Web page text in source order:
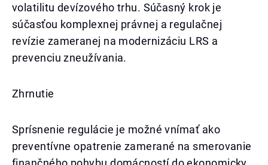
volatilitu devízového trhu. Súčasný krok je
súčasťou komplexnej právnej a regulačnej
revízie zameranej na modernizáciu LRS a
prevenciu zneužívania.
Zhrnutie
Sprísnenie regulácie je možné vnímať ako
preventívne opatrenie zamerané na smerovanie